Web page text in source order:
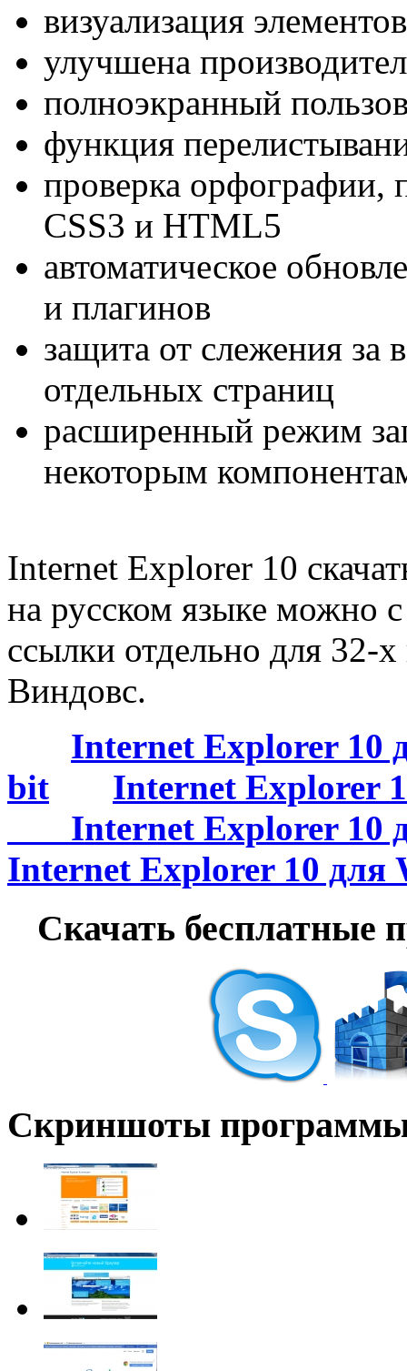
визуализация
улучшена
полноэкранный
функция
проверка орфографии,
CSS3 и HTML5
автоматическое
и плагинов
защита от слежения
отдельных страниц
расширенный режим
некоторым
Internet Explorer 10
на русском языке можно
ссылки отдельно для 32-
Виндовс.
Internet Explorer 10
bit
Internet Explorer
Internet Explorer 10
Internet Explorer 10 для
Cкачать бесплатные
Скриншоты